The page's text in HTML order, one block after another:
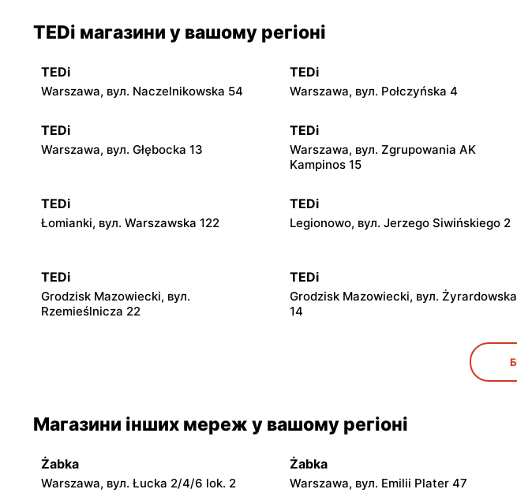
TEDi магазини у вашому регіоні
TEDi
Warszawa, вул. Naczelnikowska 54
TEDi
Warszawa, вул. Połczyńska 4
TEDi
Warszawa, вул. Głębocka 13
TEDi
Warszawa, вул. Zgrupowania AK
Kampinos 15
TEDi
Łomianki, вул. Warszawska 122
TEDi
Legionowo, вул. Jerzego Siwińskiego 2
TEDi
Grodzisk Mazowiecki, вул.
Rzemieślnicza 22
TEDi
Grodzisk Mazowiecki, вул. Żyrardowska
14
Rawa Mazowiecka, вул. Targowa 8
TEDi TEDi
TEDi TEDi
Магазини інших мереж у вашому регіоні
Żabka
Warszawa, вул. Łucka 2/4/6 lok. 2
Żabka
Warszawa, вул. Emilii Plater 47